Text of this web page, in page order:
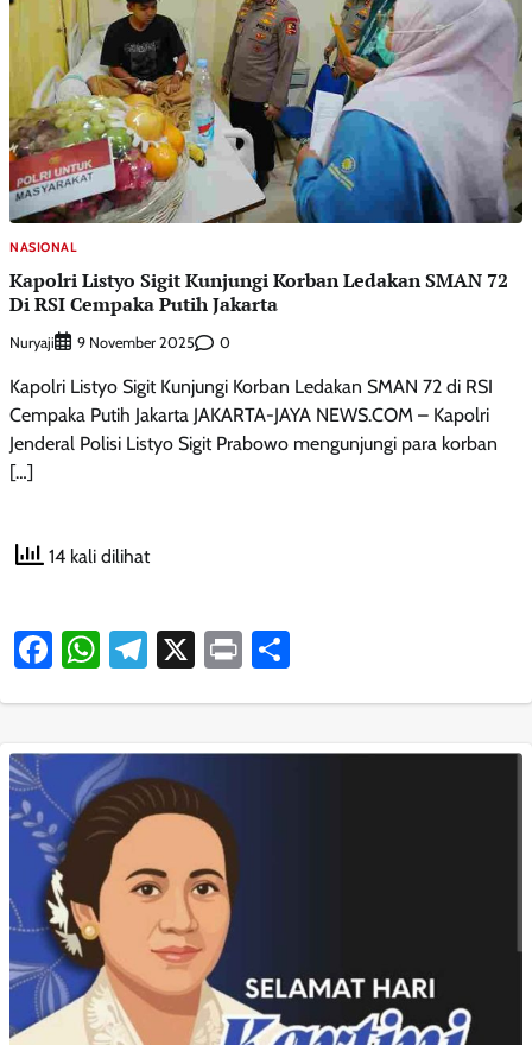
NASIONAL
Kapolri Listyo Sigit Kunjungi Korban Ledakan SMAN 72
Di RSI Cempaka Putih Jakarta
Nuryaji 9 November 2025 0
Kapolri Listyo Sigit Kunjungi Korban Ledakan SMAN 72 di RSI
Cempaka Putih Jakarta JAKARTA-JAYA NEWS.COM – Kapolri
Jenderal Polisi Listyo Sigit Prabowo mengunjungi para korban
[…]
14 kali dilihat
Facebook
WhatsApp
Telegram
X Print